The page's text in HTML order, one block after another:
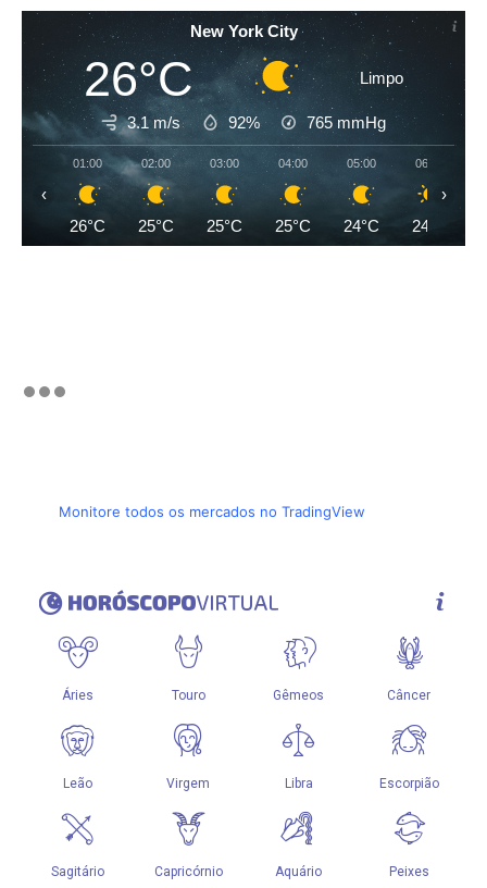
New York City
26°C Limpo
3.1 m/s 92% 765 mmHg
01:00
26°C
02:00
25°C
03:00
25°C
04:00
25°C
05:00
24°C
06:00
24°C
‹ ›
Monitore todos os mercados no TradingView